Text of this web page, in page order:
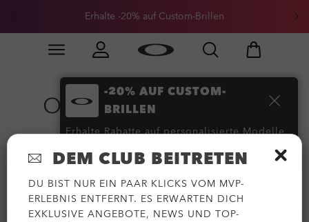
Skip to
Erhalte -20% auf Custom-Brillen
Slide 1 of 3. Erhalte -20% auf Custom-Brillen
-20% AUF CUSTOM-
BRILLEN
Erhalte Rabatte auf personalisierte Modelle
JETZT KAUFEN
Oakley Sportmode &
Bekleidung (114)
Filtern
DEM CLUB BEITRETEN
DU BIST NUR EIN PAAR KLICKS VOM MVP-
ERLEBNIS ENTFERNT. ES ERWARTEN DICH
EXKLUSIVE ANGEBOTE, NEWS UND TOP-